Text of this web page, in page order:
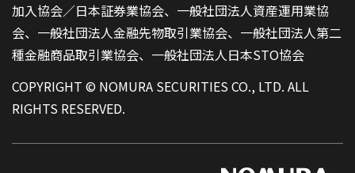
加入協会／日本証券業協会、一般社団法人資産運用業協
会、一般社団法人金融先物取引業協会、一般社団法人第二
種金融商品取引業協会、一般社団法人日本STO協会
COPYRIGHT © NOMURA SECURITIES CO., LTD. ALL
RIGHTS RESERVED.